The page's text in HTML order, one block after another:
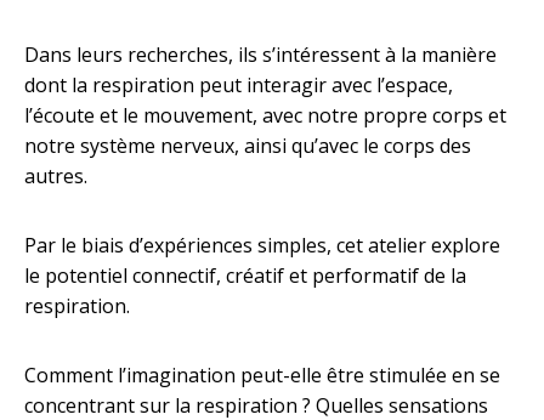
Dans leurs recherches, ils s’intéressent à la manière
dont la respiration peut interagir avec l’espace,
l’écoute et le mouvement, avec notre propre corps et
notre système nerveux, ainsi qu’avec le corps des
autres.
Par le biais d’expériences simples, cet atelier explore
le potentiel connectif, créatif et performatif de la
respiration.
Comment l’imagination peut-elle être stimulée en se
concentrant sur la respiration ? Quelles sensations